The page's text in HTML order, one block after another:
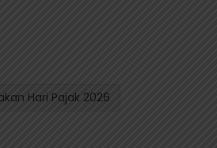
Hari Pajak 2026